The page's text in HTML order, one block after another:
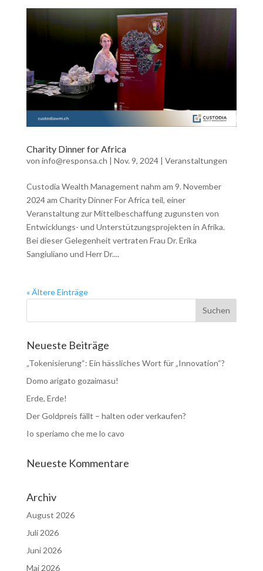
Charity Dinner for Africa
von info@responsa.ch | Nov. 9, 2024| Veranstaltungen
Custodia Wealth Management nahm am 9. November
2024 am Charity Dinner For Africa teil, einer
Veranstaltung zur Mittelbeschaffung zugunsten von
Entwicklungs- und Unterstützungsprojekten in Afrika.
Bei dieser Gelegenheit vertraten Frau Dr. Erika
Sangiuliano und Herr Dr....
« Ältere Einträge
Neueste Beiträge
„Tokenisierung“: Ein hässliches Wort für „Innovation“?
Domo arigato gozaimasu!
Erde, Erde!
Der Goldpreis fällt – halten oder verkaufen?
Io speriamo che me lo cavo
Neueste Kommentare
Archiv
August 2026
Juli 2026
Juni 2026
Mai 2026